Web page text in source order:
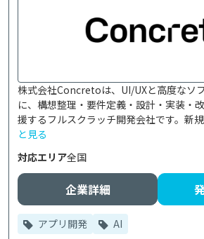
株式会社Concretoは、UI/UXと高度なソ
に、構想整理・要件定義・設計・実装・
援するフルスクラッチ開発会社です。新
と見る
対応エリア全国
企業詳細
アプリ開発 AI